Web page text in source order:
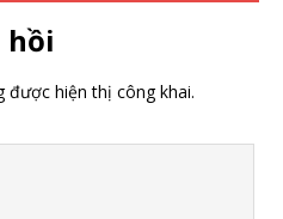
hồi
được hiện thị công khai.